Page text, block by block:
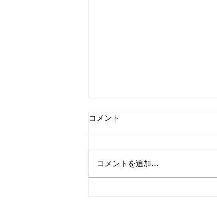
コメント
コメントを追加…